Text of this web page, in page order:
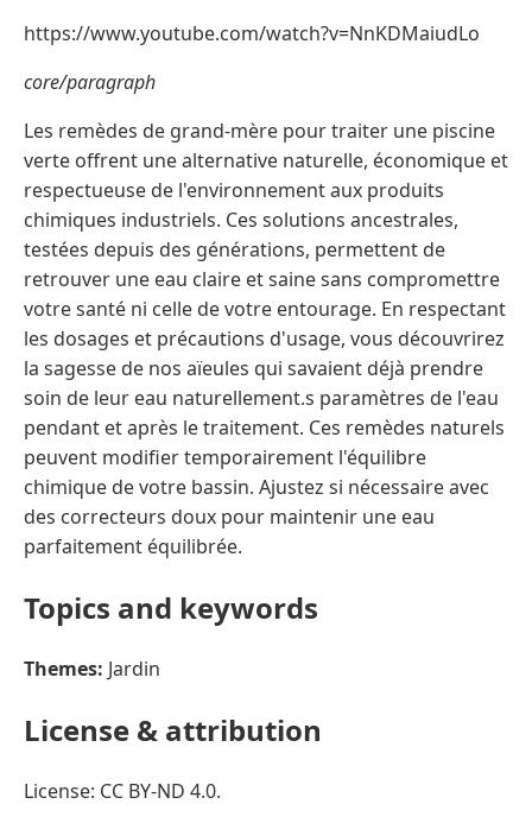
https://www.youtube.com/watch?v=NnKDMaiudLo
core/paragraph
Les remèdes de grand-mère pour traiter une piscine
verte offrent une alternative naturelle, économique et
respectueuse de l'environnement aux produits
chimiques industriels. Ces solutions ancestrales,
testées depuis des générations, permettent de
retrouver une eau claire et saine sans compromettre
votre santé ni celle de votre entourage. En respectant
les dosages et précautions d'usage, vous découvrirez
la sagesse de nos aïeules qui savaient déjà prendre
soin de leur eau naturellement.s paramètres de l'eau
pendant et après le traitement. Ces remèdes naturels
peuvent modifier temporairement l'équilibre
chimique de votre bassin. Ajustez si nécessaire avec
des correcteurs doux pour maintenir une eau
parfaitement équilibrée.
Topics and keywords
Themes: Jardin
License & attribution
License: CC BY-ND 4.0.